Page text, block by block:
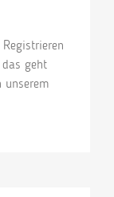
geht
unserem